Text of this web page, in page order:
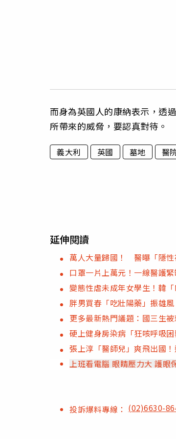
而身為英國人的康納表示，透
所帶來的威脅，要認真對待。
義大利 英國 墓地 醫
延伸閱讀
萬人大量歸國！ 醫曝「隱性
口罩一片上萬元！一線醫護
變態性虐未成年女學生！韓
胖男買春「吃壯陽藥」振雄
更多最新熱門議題：國三生
硬上健身房染病「狂咳呼吸
張上淳「醫師兒」爽飛出國
上班看電腦 眼睛壓力大 護眼
投訴爆料專線： (02)6630-